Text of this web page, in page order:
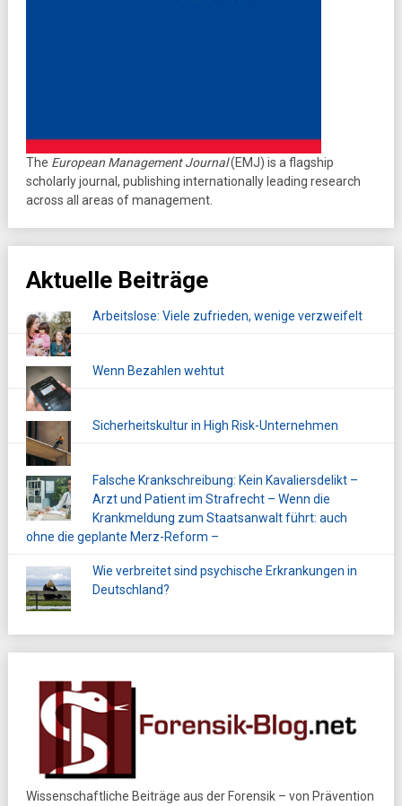
The European Management Journal(EMJ) is a flagship
scholarly journal, publishing internationally leading research
across all areas of management.
Aktuelle Beiträge
Arbeitslose: Viele zufrieden, wenige verzweifelt
Wenn Bezahlen wehtut
Sicherheitskultur in High Risk-Unternehmen
Falsche Krankschreibung: Kein Kavaliersdelikt –
Arzt und Patient im Strafrecht – Wenn die
Krankmeldung zum Staatsanwalt führt: auch
ohne die geplante Merz-Reform –
Wie verbreitet sind psychische Erkrankungen in
Deutschland?
Wissenschaftliche Beiträge aus der Forensik – von Prävention